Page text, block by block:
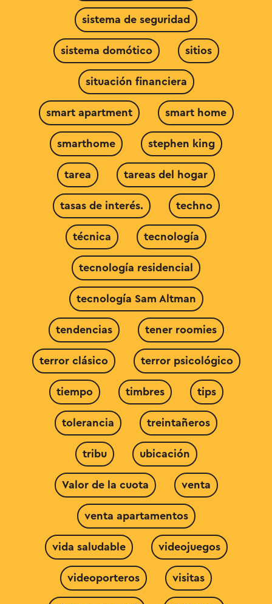
sistema de seguridad
sistema domótico sitios
situación financiera
smart apartment smart home
smarthome stephen king
tarea tareas del hogar
tasas de interés. techno
técnica tecnología
tecnología residencial
tecnología Sam Altman
tendencias tener roomies
terror clásico terror psicológico
tiempo timbres tips
tolerancia treintañeros
tribu ubicación
Valor de la cuota venta
venta apartamentos
vida saludable videojuegos
videoporteros visitas